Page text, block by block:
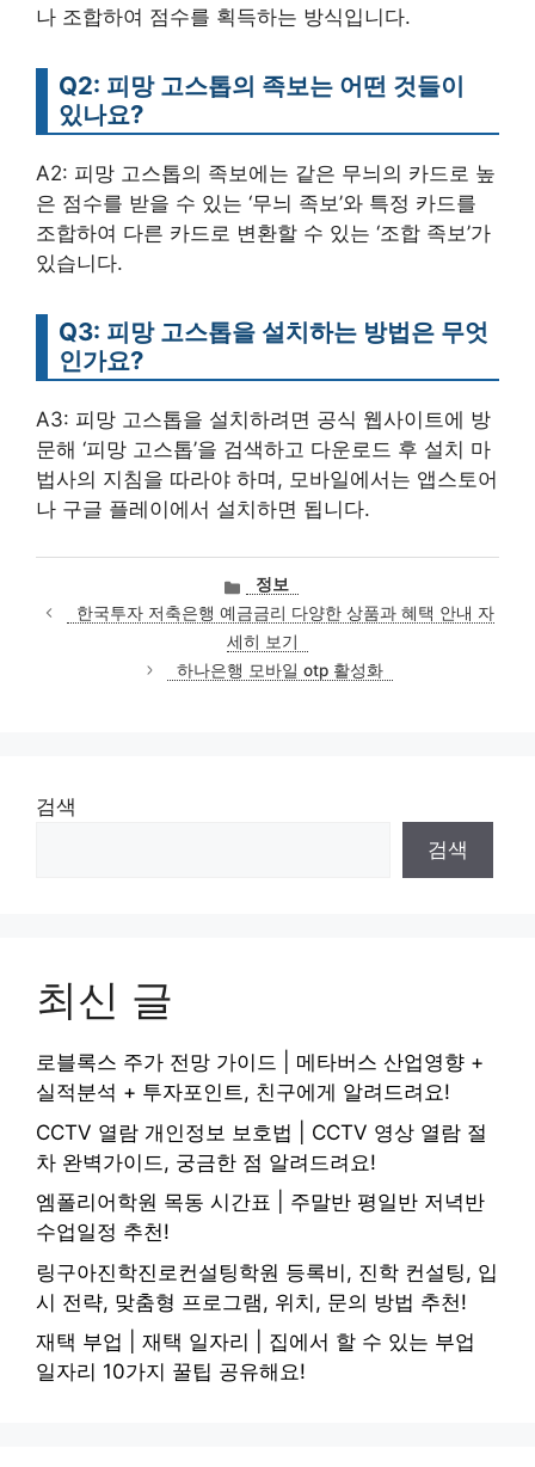
나 조합하여 점수를 획득하는 방식입니다.
Q2: 피망 고스톱의 족보는 어떤 것들이
있나요?
A2: 피망 고스톱의 족보에는 같은 무늬의 카드로 높
은 점수를 받을 수 있는 ‘무늬 족보’와 특정 카드를
조합하여 다른 카드로 변환할 수 있는 ‘조합 족보’가
있습니다.
Q3: 피망 고스톱을 설치하는 방법은 무엇
인가요?
A3: 피망 고스톱을 설치하려면 공식 웹사이트에 방
문해 ‘피망 고스톱’을 검색하고 다운로드 후 설치 마
법사의 지침을 따라야 하며, 모바일에서는 앱스토어
나 구글 플레이에서 설치하면 됩니다.
카
테
고
리
정보
한국투자 저축은행 예금금리 다양한 상품과 혜택 안내 자
세히 보기
하나은행 모바일 otp 활성화
검색
검색
최신 글
로블록스 주가 전망 가이드 | 메타버스 산업영향 +
실적분석 + 투자포인트, 친구에게 알려드려요!
CCTV 열람 개인정보 보호법 | CCTV 영상 열람 절
차 완벽가이드, 궁금한 점 알려드려요!
엠폴리어학원 목동 시간표 | 주말반 평일반 저녁반
수업일정 추천!
링구아진학진로컨설팅학원 등록비, 진학 컨설팅, 입
시 전략, 맞춤형 프로그램, 위치, 문의 방법 추천!
재택 부업 | 재택 일자리 | 집에서 할 수 있는 부업
일자리 10가지 꿀팁 공유해요!